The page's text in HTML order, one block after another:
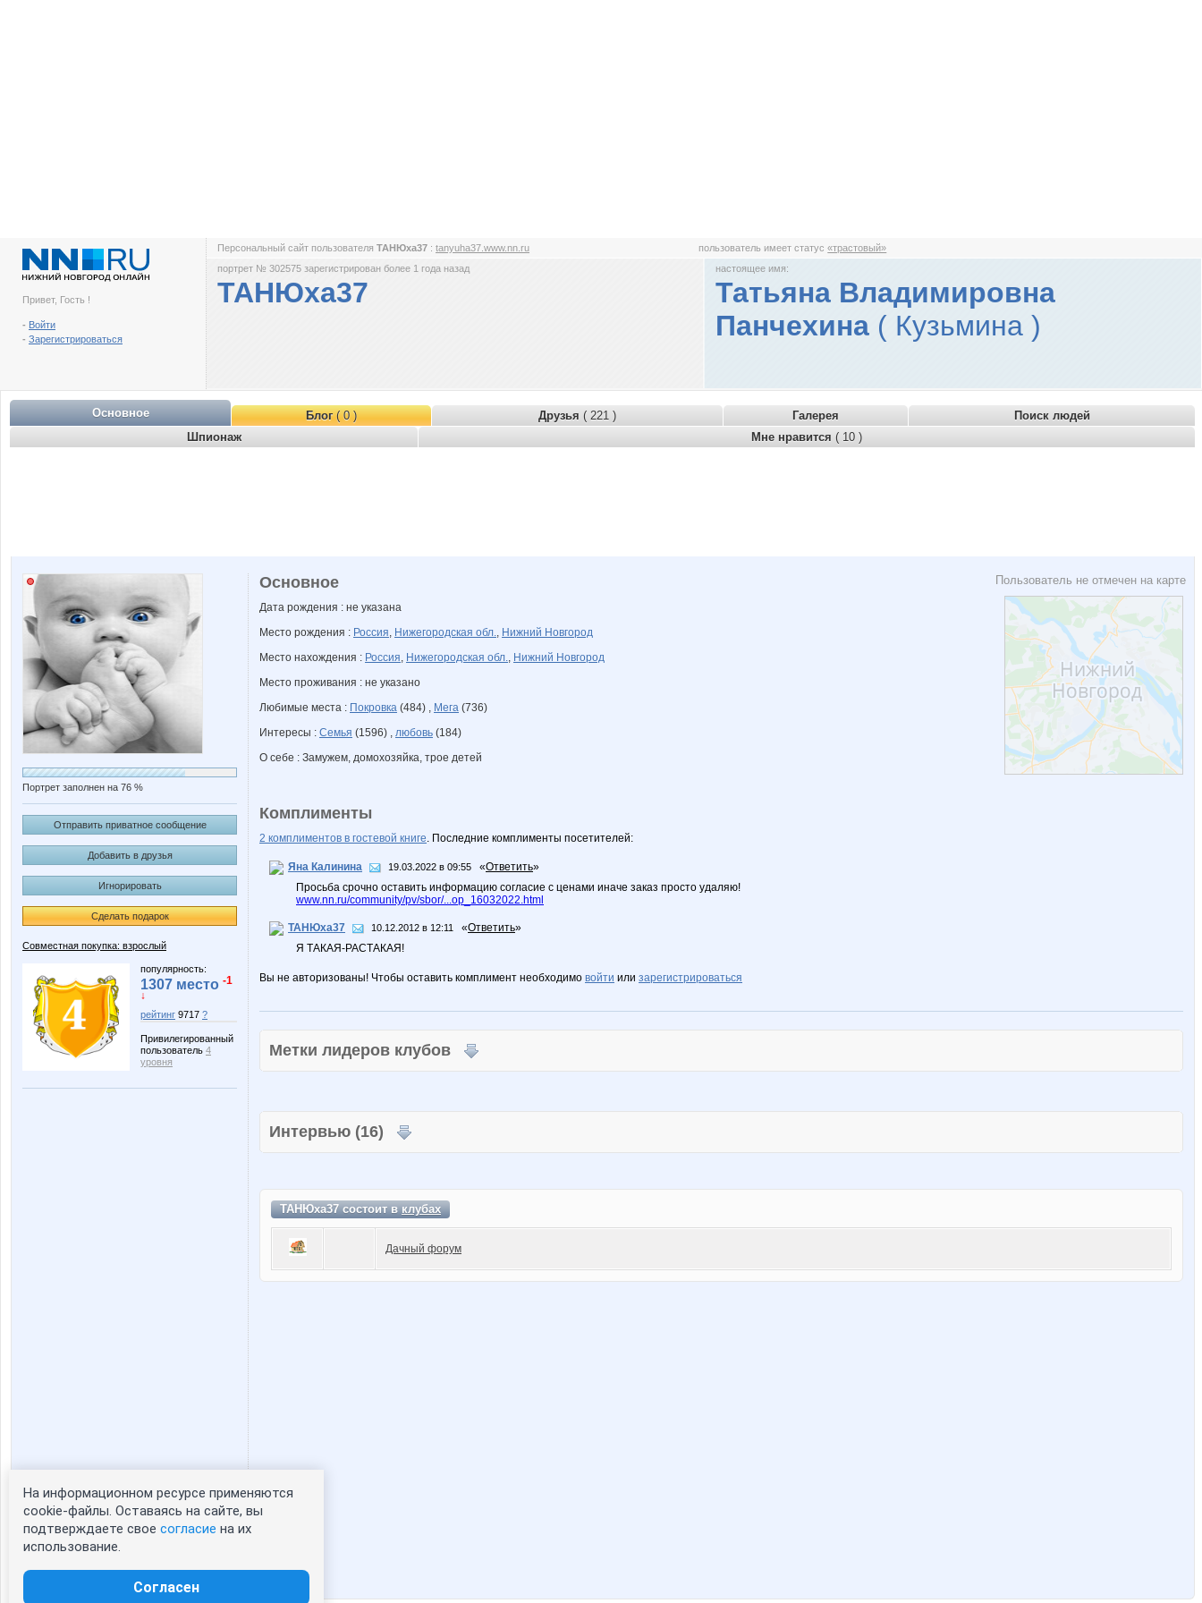
Привет, Гость !
- Войти
- Зарегистрироваться
Персональный сайт пользователя ТАНЮха37 : tanyuha37.www.nn.ru пользователь имеет статус«трастовый»
портрет № 302575 зарегистрирован более 1 года назад
ТАНЮха37
настоящее имя:
Татьяна Владимировна
Панчехина ( Кузьмина )
Основное Блог( 0 ) Друзья ( 221 ) Галерея
Поиск людей
Шпионаж
Мне нравится ( 10 )
Портрет заполнен на 76 %
Отправить приватное сообщение
Добавить в друзья
Игнорировать
Сделать подарок
Совместная покупка: взрослый
популярность:
1307 место -1
↓
рейтинг 9717 ?
Привилегированный
пользователь 4
уровня
Статистика портрета:
сейчас просматривают портрет - 0
зарегистрированные пользователи
Пользователь не отмечен на карте
Основное
Дата рождения : не указана
Место рождения : Россия, Нижегородская обл., Нижний Новгород
Место нахождения : Россия, Нижегородская обл., Нижний Новгород
Место проживания : не указано
Любимые места : Покровка (484) , Мега (736)
Интересы : Семья (1596) , любовь (184)
О себе : Замужем, домохозяйка, трое детей
Комплименты
2 комплиментов в гостевой книге. Последние комплименты посетителей:
Яна Калинина 19.03.2022 в 09:55 «Ответить»
Просьба срочно оставить информацию согласие с ценами иначе заказ просто удаляю!
www.nn.ru/community/pv/sbor/...op_16032022.html
ТАНЮха37 10.12.2012 в 12:11 «Ответить»
Я ТАКАЯ-РАСТАКАЯ!
Вы не авторизованы! Чтобы оставить комплимент необходимо войти или зарегистрироваться
Метки лидеров клубов
Интервью (16)
ТАНЮха37 состоит вклубах
Дачный форум
На информационном ресурсе применяются
cookie-файлы. Оставаясь на сайте, вы
подтверждаете свое согласие на их
использование.
Согласен